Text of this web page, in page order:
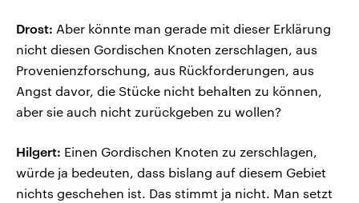
Drost: Aber könnte man gerade mit dieser Erklärung
nicht diesen Gordischen Knoten zerschlagen, aus
Provenienzforschung, aus Rückforderungen, aus
Angst davor, die Stücke nicht behalten zu können,
aber sie auch nicht zurückgeben zu wollen?
Hilgert: Einen Gordischen Knoten zu zerschlagen,
würde ja bedeuten, dass bislang auf diesem Gebiet
nichts geschehen ist. Das stimmt ja nicht. Man setzt